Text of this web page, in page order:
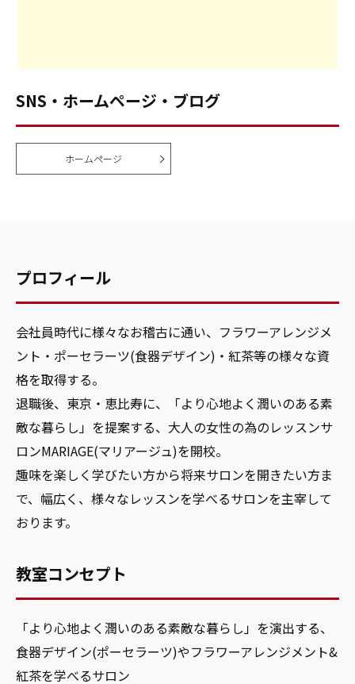
SNS・ホームページ・ブログ
ホームページ
プロフィール
会社員時代に様々なお稽古に通い、フラワーアレンジメ
ント・ポーセラーツ(食器デザイン)・紅茶等の様々な資
格を取得する。
退職後、東京・恵比寿に、「より心地よく潤いのある素
敵な暮らし」を提案する、大人の女性の為のレッスンサ
ロンMARIAGE(マリアージュ)を開校。
趣味を楽しく学びたい方から将来サロンを開きたい方ま
で、幅広く、様々なレッスンを学べるサロンを主宰して
おります。
教室コンセプト
「より心地よく潤いのある素敵な暮らし」を演出する、
食器デザイン(ポーセラーツ)やフラワーアレンジメント&
紅茶を学べるサロン